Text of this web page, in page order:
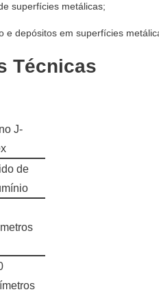
superfícies metálicas;
e depósitos em superfícies
Técnicas
J-
de